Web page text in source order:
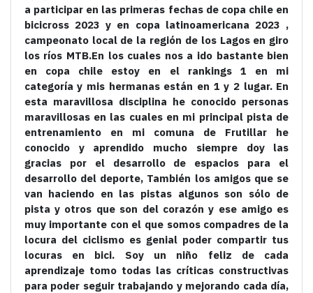
a participar en las primeras fechas de copa chile en
bicicross 2023 y en copa latinoamericana 2023 ,
campeonato local de la región de los Lagos en giro
los ríos MTB.En los cuales nos a ido bastante bien
en copa chile estoy en el rankings 1 en mi
categoría y mis hermanas están en 1 y 2 lugar. En
esta maravillosa disciplina he conocido personas
maravillosas en las cuales en mi principal pista de
entrenamiento en mi comuna de Frutillar he
conocido y aprendido mucho siempre doy las
gracias por el desarrollo de espacios para el
desarrollo del deporte, También los amigos que se
van haciendo en las pistas algunos son sólo de
pista y otros que son del corazón y ese amigo es
muy importante con el que somos compadres de la
locura del ciclismo es genial poder compartir tus
locuras en bici. Soy un niño feliz de cada
aprendizaje tomo todas las críticas constructivas
para poder seguir trabajando y mejorando cada día,